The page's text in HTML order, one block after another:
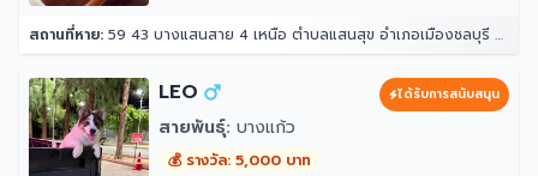
สถานที่หาย: 59 43 บางแสนสาย 4 เหนือ ตำบลแสนสุข อำเภอเมืองชลบุรี ชลบุรี 20130
LEO ได้รับการสนับสนุน
สายพันธุ์: บางแก้ว
💰 รางวัล: 5,000 บาท